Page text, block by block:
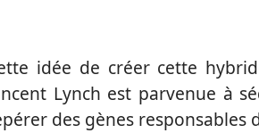
idée de créer cette
Lynch est parvenue à
des gènes responsables